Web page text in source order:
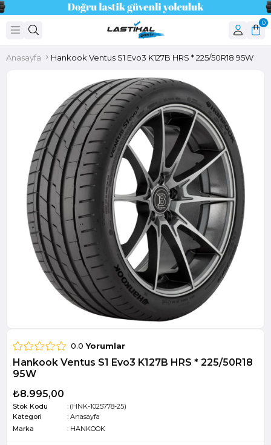
0
Anasayfa Hankook Ventus S1 Evo3 K127B HRS * 225/50R18 95W
0.0 Yorumlar
Hankook Ventus S1 Evo3 K127B HRS * 225/50R18
95W
₺8.995,00
Stok Kodu
(HNK-1025778-25)
Kategori
: Anasayfa
Marka
: HANKOOK